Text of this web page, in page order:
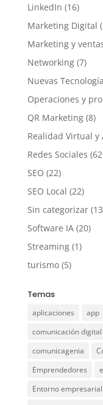
LinkedIn (16)
Marketing Digital
Marketing y
Networking(7)
Nuevas
Operaciones y
QR Marketing(8)
Realidad Virtual y
Redes Sociales
SEO (22)
SEO Local (22)
Sin categorizar
Software IA(20)
Streaming(1)
turismo(5)
Temas
aplicaciones app
comunicación digital
comunicagenia
Emprendedores
Entorno empresarial